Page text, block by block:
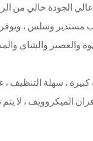
الجودة خالي من
مستدير وسلس ،
والعصير والشاي
كبيرة ، سهلة التنظيف
الميكروويف ، لا